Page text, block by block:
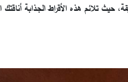
حيث تلائم هذه الأقراط الجذابة